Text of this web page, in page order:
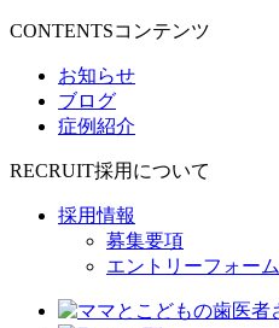
CONTENTSコンテンツ
お知らせ
ブログ
症例紹介
RECRUIT採用について
採用情報
募集要項
エントリーフォーム